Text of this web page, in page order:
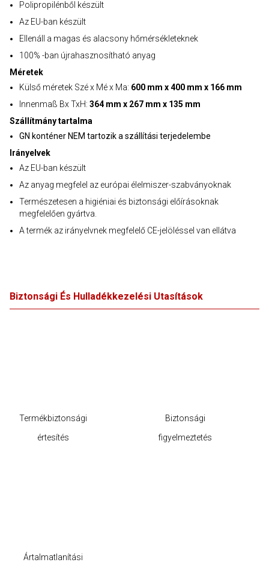
Polipropilénből készült
Az EU-ban készült
Ellenáll a magas és alacsony hőmérsékleteknek
100% -ban újrahasznosítható anyag
Méretek
Külső méretek Szé x Mé x Ma: 600 mm x 400 mm x 166 mm
Innenmaß Bx TxH: 364 mm x 267 mm x 135 mm
Szállítmány tartalma
GN konténer NEM tartozik a szállítási terjedelembe
Irányelvek
Az EU-ban készült
Az anyag megfelel az európai élelmiszer-szabványoknak
Természetesen a higiéniai és biztonsági előírásoknak
megfelelően gyártva.
A termék az irányelvnek megfelelő CE-jelöléssel van ellátva
Biztonsági És Hulladékkezelési Utasítások
Termékbiztonsági
értesítés
Biztonsági
figyelmeztetés
Ártalmatlanítási